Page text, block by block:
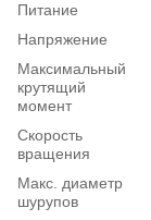
Питание
Напряжение
Максимальный
крутящий
момент
Скорость
вращения
Макс. диаметр
шурупов